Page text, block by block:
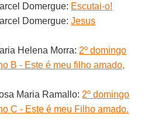
Domergue: Escutai-o!
Domergue:Jesus
Helena Morra: 2º domingo
B - Este é meu filho amado,
Maria Ramallo: 2º domingo
C - Este é meu Filho amado.